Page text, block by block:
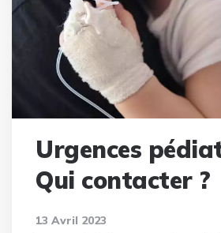
Urgences
Qui contacter ?
13 Avril 2023